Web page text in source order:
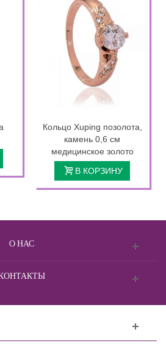
Кольцо Xuping позолота,
камень 0,6 см
медицинское золото
В КОРЗИНУ
О НАС